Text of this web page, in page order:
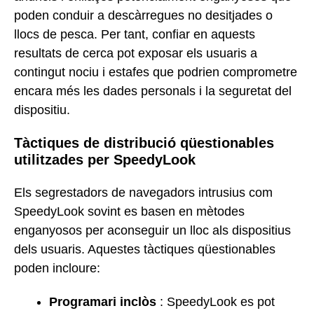
poden conduir a descàrregues no desitjades o
llocs de pesca. Per tant, confiar en aquests
resultats de cerca pot exposar els usuaris a
contingut nociu i estafes que podrien comprometre
encara més les dades personals i la seguretat del
dispositiu.
Tàctiques de distribució qüestionables
utilitzades per SpeedyLook
Els segrestadors de navegadors intrusius com
SpeedyLook sovint es basen en mètodes
enganyosos per aconseguir un lloc als dispositius
dels usuaris. Aquestes tàctiques qüestionables
poden incloure:
Programari inclòs : SpeedyLook es pot